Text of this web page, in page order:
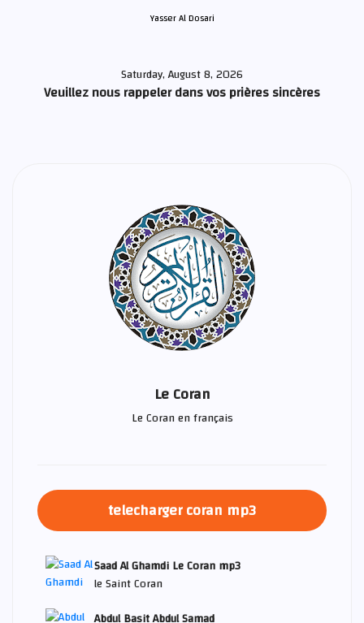
Yasser Al Dosari
Saturday, August 8, 2026
Veuillez nous rappeler dans vos prières sincères
Le Coran
Le Coran en français
telecharger coran mp3
Saad Al Ghamdi Le Coran mp3
le Saint Coran
Abdul Basit Abdul Samad